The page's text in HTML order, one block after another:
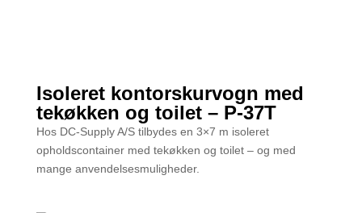
Isoleret kontorskurvogn med
tekøkken og toilet – P-37T
Hos DC-Supply A/S tilbydes en 3×7 m isoleret
opholdscontainer med tekøkken og toilet – og med
mange anvendelsesmuligheder.